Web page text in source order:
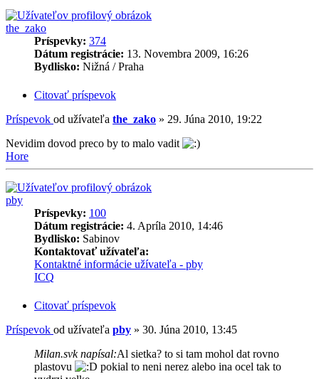
the_zako
Príspevky: 374
Dátum registrácie: 13. Novembra 2009, 16:26
Bydlisko: Nižná / Praha
Citovať príspevok
Príspevok od užívateľa the_zako » 29. Júna 2010, 19:22
Nevidim dovod preco by to malo vadit
Hore
pby
Príspevky: 100
Dátum registrácie: 4. Apríla 2010, 14:46
Bydlisko: Sabinov
Kontaktovať užívateľa:
Kontaktné informácie užívateľa - pby
ICQ
Citovať príspevok
Príspevok od užívateľa pby » 30. Júna 2010, 13:45
Milan.svk napísal:Al sietka? to si tam mohol dat rovno
plastovu
pokial to neni nerez alebo ina ocel tak to